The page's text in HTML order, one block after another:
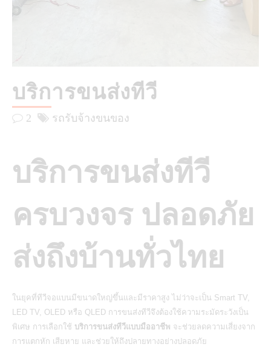
บริการขนส่งทีวี
2 รถรับจ้างขนของ
บริการขนส่งทีวี
ครบวงจร ปลอดภัย
ส่งถึงบ้านทั่วไทย
ในยุคที่ทีวีจอแบนมีขนาดใหญ่ขึ้นและมีราคาสูง ไม่ว่าจะเป็น Smart TV,
LED TV, OLED หรือ QLED การขนส่งทีวีจึงต้องใช้ความระมัดระวังเป็น
พิเศษ การเลือกใช้ บริการขนส่งทีวีแบบมืออาชีพ จะช่วยลดความเสี่ยงจาก
การแตกหัก เสียหาย และช่วยให้ถึงปลายทางอย่างปลอดภัย